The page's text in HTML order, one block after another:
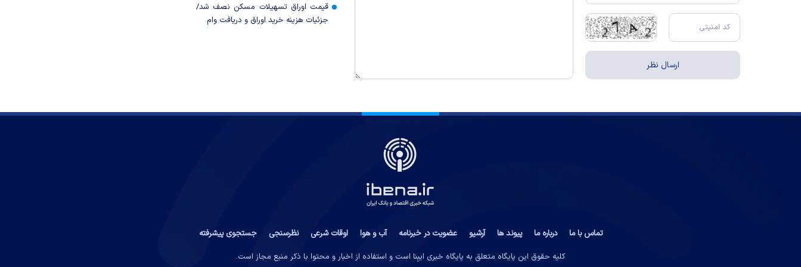
قیمت اوراق تسهیلات مسکن نصف شد/
جزئیات هزینه خرید اوراق و دریافت وام
تماس با ما درباره ما پیوند ها آرشیو عضویت در خبرنامه آب و هوا اوقات شرعی نظرسنجی
جستجوی پیشرفته
کلیه حقوق این پایگاه متعلق به پایگاه خبری ایبِنا است و استفاده از اخبار و محتوا با ذکر منبع مجاز است.